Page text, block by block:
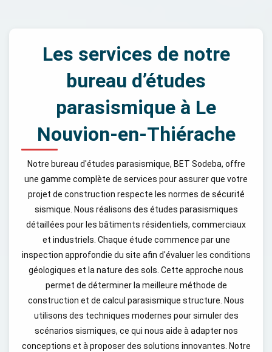
Les services de notre
bureau d’études
parasismique à Le
Nouvion-en-Thiérache
Notre bureau d'études parasismique, BET Sodeba, offre
une gamme complète de services pour assurer que votre
projet de construction respecte les normes de sécurité
sismique. Nous réalisons des études parasismiques
détaillées pour les bâtiments résidentiels, commerciaux
et industriels. Chaque étude commence par une
inspection approfondie du site afin d'évaluer les conditions
géologiques et la nature des sols. Cette approche nous
permet de déterminer la meilleure méthode de
construction et de calcul parasismique structure. Nous
utilisons des techniques modernes pour simuler des
scénarios sismiques, ce qui nous aide à adapter nos
conceptions et à proposer des solutions innovantes. Notre